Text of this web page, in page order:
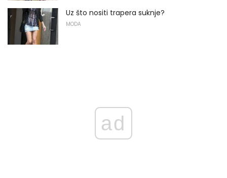
Uz što nositi trapera suknje?
MODA
ad